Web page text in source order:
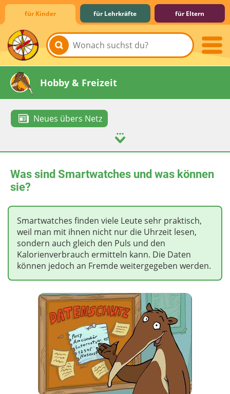
für Kinder für Lehrkräfte für Eltern
Lernen & Schule
Hobby & Freizeit
Neues übers Netz
Spiel & Spaß
Mitreden & Mitmachen
Was sind Smartwatches und was können
sie?
Smartwatches finden viele Leute sehr praktisch,
weil man mit ihnen nicht nur die Uhrzeit lesen,
sondern auch gleich den Puls und den
Kalorienverbrauch ermitteln kann. Die Daten
können jedoch an Fremde weitergegeben werden.